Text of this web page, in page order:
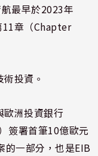
最早於2023年
11章（Chapter
投資。
歐洲投資銀行
簽署首筆10億歐元
的一部分，也是EIB